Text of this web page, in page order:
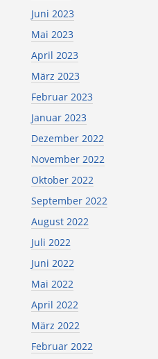
Juni 2023
Mai 2023
April 2023
März 2023
Februar 2023
Januar 2023
Dezember 2022
November 2022
Oktober 2022
September 2022
August 2022
Juli 2022
Juni 2022
Mai 2022
April 2022
März 2022
Februar 2022